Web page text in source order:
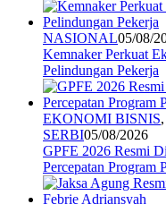
NASIONAL05/08/
Kemnaker Perkuat
Pelindungan Pekerja
EKONOMI BISNIS,
SERBI05/08/2026
GPFE 2026 Resmi
Percepatan Program